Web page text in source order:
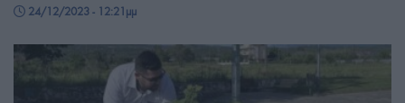
24/12/2023 - 12:21μμ